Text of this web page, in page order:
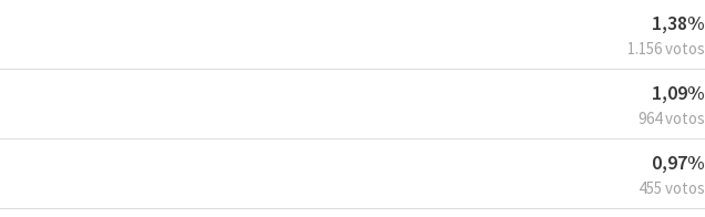
1,38%
1.156 votos
1,09%
964 votos
0,97%
455 votos